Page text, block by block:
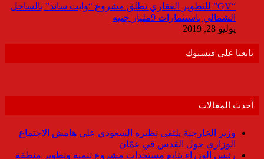
“GV” للتطوير العقاري تطلق مشروع “وايت ساند” بالساحل
الشمالي باستثمارات 9مليار جنيه
يوليو 28, 2019
تابعنا على فيسبوك
أحدث المقالات
وزير الخارجية يلتقي نظيره السعودي على هامش الاجتماع
الوزاري حول القدس في عمّان
رئيس الوزراء يتابع مستجدات مشروع تنمية وتطوير منطقة